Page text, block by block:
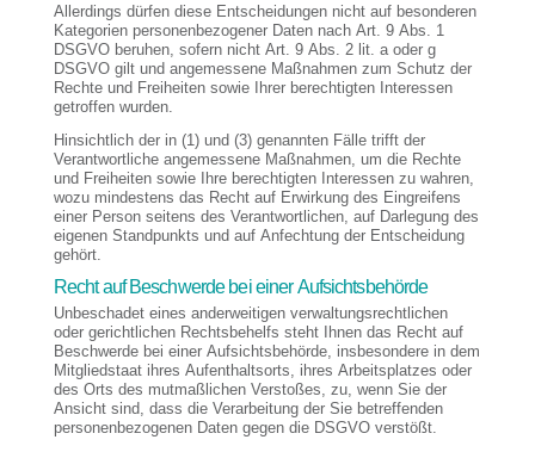
Allerdings dürfen diese Entscheidungen nicht auf besonderen
Kategorien personenbezogener Daten nach Art. 9 Abs. 1
DSGVO beruhen, sofern nicht Art. 9 Abs. 2 lit. a oder g
DSGVO gilt und angemessene Maßnahmen zum Schutz der
Rechte und Freiheiten sowie Ihrer berechtigten Interessen
getroffen wurden.
Hinsichtlich der in (1) und (3) genannten Fälle trifft der
Verantwortliche angemessene Maßnahmen, um die Rechte
und Freiheiten sowie Ihre berechtigten Interessen zu wahren,
wozu mindestens das Recht auf Erwirkung des Eingreifens
einer Person seitens des Verantwortlichen, auf Darlegung des
eigenen Standpunkts und auf Anfechtung der Entscheidung
gehört.
Recht auf Beschwerde bei einer Aufsichtsbehörde
Unbeschadet eines anderweitigen verwaltungsrechtlichen
oder gerichtlichen Rechtsbehelfs steht Ihnen das Recht auf
Beschwerde bei einer Aufsichtsbehörde, insbesondere in dem
Mitgliedstaat ihres Aufenthaltsorts, ihres Arbeitsplatzes oder
des Orts des mutmaßlichen Verstoßes, zu, wenn Sie der
Ansicht sind, dass die Verarbeitung der Sie betreffenden
personenbezogenen Daten gegen die DSGVO verstößt.